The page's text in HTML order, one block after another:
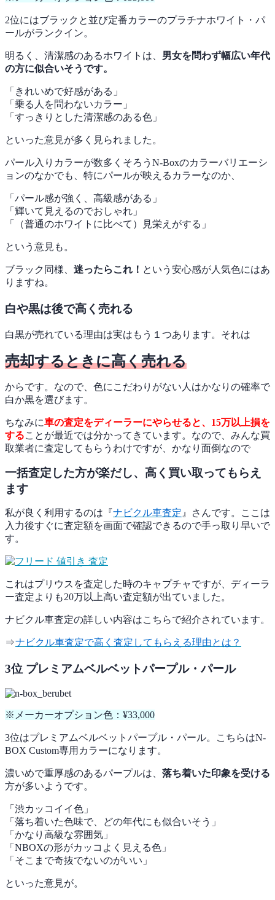
2位にはブラックと並び定番カラーのプラチナホワイト・パ
ールがランクイン。
明るく、清潔感のあるホワイトは、 男女を問わず幅広い年代
の方に似合いそうです。
「きれいめで好感がある」
「乗る人を問わないカラー」
「すっきりとした清潔感のある色」
といった意見が多く見られました。
パール入りカラーが数多くそろうN-Boxのカラーバリエーシ
ョンのなかでも、特にパールが映えるカラーなのか、
「パール感が強く、高級感がある」
「輝いて見えるのでおしゃれ」
「（普通のホワイトに比べて）見栄えがする」
という意見も。
ブラック同様、 迷ったらこれ！ という安心感が人気色にはあ
りますね。
白や黒は後で高く売れる
白黒が売れている理由は実はもう１つあります。それは
売却するときに高く売れる
からです。なので、色にこだわりがない人はかなりの確率で
白か黒を選びます。
ちなみに車の査定をディーラーにやらせると、15万以上損を
することが最近では分かってきています。なので、みんな買
取業者に査定してもらうわけですが、かなり面倒なので
一括査定した方が楽だし、高く買い取ってもらえ
ます
私が良く利用するのは『ナビクル車査定 』さんです。ここは
入力後すぐに査定額を画面で確認できるので手っ取り早いで
す。
これはプリウスを査定した時のキャプチャですが、ディーラ
ー査定よりも20万以上高い査定額が出ていました。
ナビクル車査定の詳しい内容はこちらで紹介されています。
⇒ナビクル車査定で高く査定してもらえる理由とは？
3位 プレミアムベルベットパープル・パール
※メーカーオプション色：¥33,000
3位はプレミアムベルベットパープル・パール。こちらはN-
BOX Custom専用カラーになります。
濃いめで重厚感のあるパープルは、 落ち着いた印象を受ける
方が多いようです。
「渋カッコイイ色」
「落ち着いた色味で、どの年代にも似合いそう」
「かなり高級な雰囲気」
「NBOXの形がカッコよく見える色」
「そこまで奇抜でないのがいい」
といった意見が。